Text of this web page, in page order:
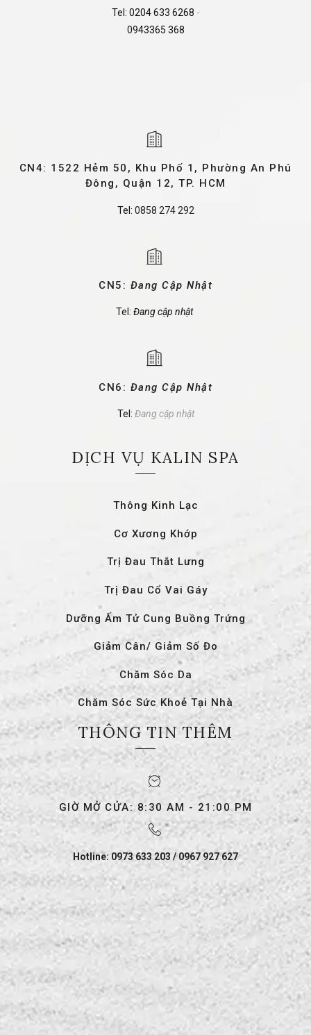
Tel: 0204 633 6268 -
0943365 368
CN4: 1522 Hẻm 50, Khu Phố 1, Phường An Phú
Đông, Quận 12, TP. HCM
Tel: 0858 274 292
CN5: Đang Cập Nhật
Tel: Đang cập nhật
CN6: Đang Cập Nhật
Tel: Đang cập nhật
DỊCH VỤ KALIN SPA
Thông Kinh Lạc
Cơ Xương Khớp
Trị Đau Thắt Lưng
Trị Đau Cổ Vai Gáy
Dưỡng Ấm Tử Cung Buồng Trứng
Giảm Cân/ Giảm Số Đo
Chăm Sóc Da
Chăm Sóc Sức Khoẻ Tại Nhà
THÔNG TIN THÊM
GIỜ MỞ CỬA: 8:30 AM - 21:00 PM
Hotline: 0973 633 203 / 0967 927 627